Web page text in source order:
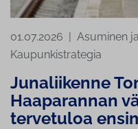
01.07.2026 | Asuminen
Kaupunkistrategia
Ju­na­lii­ken­ne
Haaparannan
tervetuloa